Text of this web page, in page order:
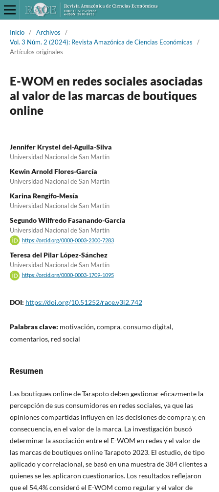
Inicio / Archivos
/
Vol. 3 Núm. 2 (2024): Revista Amazónica de Ciencias Económicas
/
Artículos originales
E-WOM en redes sociales asociadas
al valor de las marcas de boutiques
online
Jennifer Krystel del-Aguila-Silva
Universidad Nacional de San Martín
Kewin Arnold Flores-García
Universidad Nacional de San Martín
Karina Rengifo-Mesía
Universidad Nacional de San Martín
Segundo Wilfredo Fasanando-Garcia
Universidad Nacional de San Martín
https://orcid.org/0000-0003-2300-7283
Teresa del Pilar López-Sánchez
Universidad Nacional de San Martín
https://orcid.org/0000-0003-1709-1095
DOI: https://doi.org/10.51252/race.v3i2.742
Palabras clave: motivación, compra, consumo digital,
comentarios, red social
Resumen
Las boutiques online de Tarapoto deben gestionar eficazmente la
percepción de sus consumidores en redes sociales, ya que las
opiniones compartidas influyen en las decisiones de compra y, en
consecuencia, en el valor de la marca. La investigación buscó
determinar la asociación entre el E-WOM en redes y el valor de
las marcas de boutiques online Tarapoto 2023. El estudio, de tipo
aplicado y correlacional, se basó en una muestra de 384 clientes a
quienes se les aplicaron cuestionarios. Los resultados reflejaron
que el 54,4% consideró el E-WOM como regular y el valor de